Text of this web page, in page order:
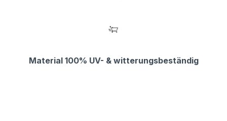
Material 100% UV- & witterungsbeständig